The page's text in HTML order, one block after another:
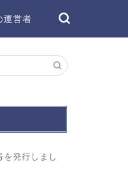
運営者
を発行しまし